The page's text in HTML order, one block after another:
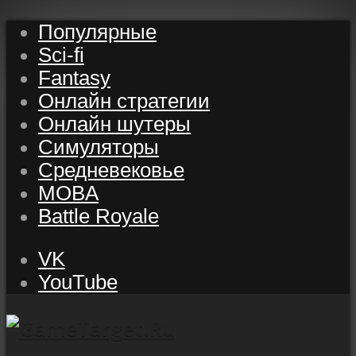
Популярные
Sci-fi
Fantasy
Онлайн стратегии
Онлайн шутеры
Симуляторы
Средневековье
MOBA
Battle Royale
VK
YouTube